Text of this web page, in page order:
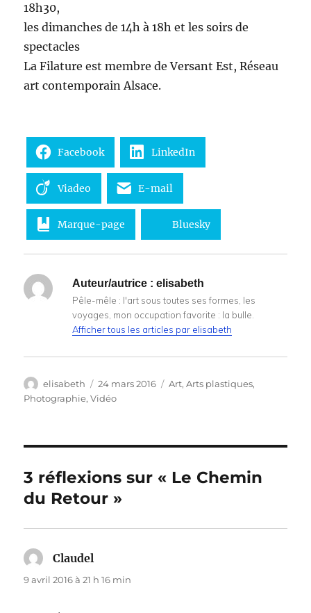
18h30,
les dimanches de 14h à 18h et les soirs de
spectacles
La Filature est membre de Versant Est, Réseau
art contemporain Alsace.
Facebook LinkedIn
Viadeo E-mail
Marque-page Bluesky
Auteur/autrice : elisabeth
Pêle-mêle : l'art sous toutes ses formes, les
voyages, mon occupation favorite : la bulle.
Afficher tous les articles par elisabeth
Auteur
elisabeth
Publié
le
24 mars 2016 Catégories
Art,Arts plastiques,
Photographie,Vidéo
3 réflexions sur « Le Chemin
du Retour »
Claudel
9 avril 2016 à 21 h 16 min